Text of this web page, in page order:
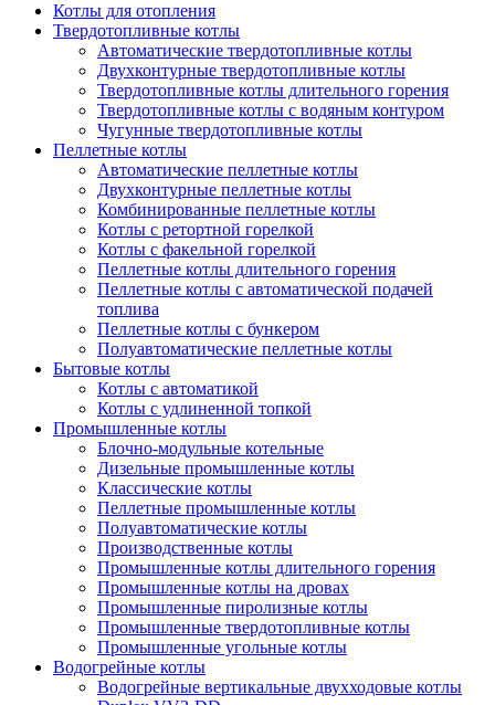
Котлы для отопления
Твердотопливные котлы
Автоматические твердотопливные котлы
Двухконтурные твердотопливные котлы
Твердотопливные котлы длительного горения
Твердотопливные котлы с водяным контуром
Чугунные твердотопливные котлы
Пеллетные котлы
Автоматические пеллетные котлы
Двухконтурные пеллетные котлы
Комбинированные пеллетные котлы
Котлы с ретортной горелкой
Котлы с факельной горелкой
Пеллетные котлы длительного горения
Пеллетные котлы с автоматической подачей
топлива
Пеллетные котлы с бункером
Полуавтоматические пеллетные котлы
Бытовые котлы
Котлы с автоматикой
Котлы с удлиненной топкой
Промышленные котлы
Блочно-модульные котельные
Дизельные промышленные котлы
Классические котлы
Пеллетные промышленные котлы
Полуавтоматические котлы
Производственные котлы
Промышленные котлы длительного горения
Промышленные котлы на дровах
Промышленные пиролизные котлы
Промышленные твердотопливные котлы
Промышленные угольные котлы
Водогрейные котлы
Водогрейные вертикальные двухходовые котлы